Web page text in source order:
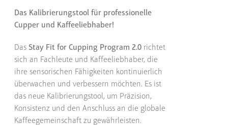
Das Kalibrierungstool für professionelle
Cupper und Kaffeeliebhaber!
Das Stay Fit for Cupping Program 2.0 richtet
sich an Fachleute und Kaffeeliebhaber, die
ihre sensorischen Fähigkeiten kontinuierlich
überwachen und verbessern möchten. Es ist
das neue Kalibrierungstool, um Präzision,
Konsistenz und den Anschluss an die globale
Kaffeegemeinschaft zu gewährleisten.